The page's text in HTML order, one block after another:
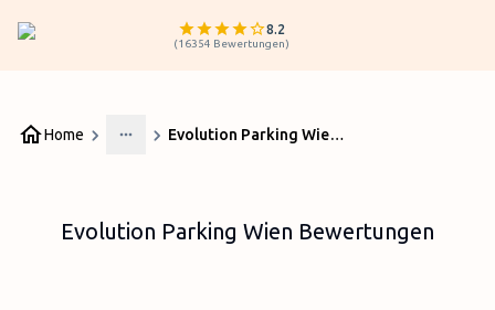
8.2
(16354 Bewertungen)
Home
More
Evolution Parking Wien Bewertungen
Evolution Parking Wien Bewertungen